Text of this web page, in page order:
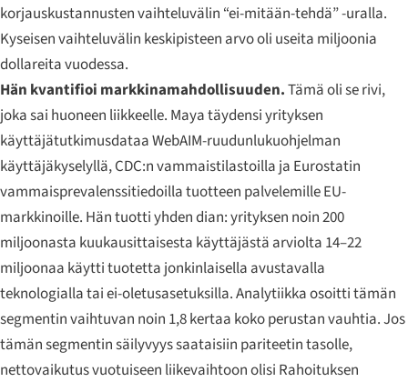
korjauskustannusten vaihteluvälin “ei-mitään-tehdä” -uralla.
Kyseisen vaihteluvälin keskipisteen arvo oli useita miljoonia
dollareita vuodessa.
Hän kvantifioi markkinamahdollisuuden.Tämä oli se rivi,
joka sai huoneen liikkeelle. Maya täydensi yrityksen
käyttäjätutkimusdataa WebAIM-ruudunlukuohjelman
käyttäjäkyselyllä, CDC:n vammaistilastoilla ja Eurostatin
vammaisprevalenssitiedoilla tuotteen palvelemille EU-
markkinoille. Hän tuotti yhden dian: yrityksen noin 200
miljoonasta kuukausittaisesta käyttäjästä arviolta 14–22
miljoonaa käytti tuotetta jonkinlaisella avustavalla
teknologialla tai ei-oletusasetuksilla. Analytiikka osoitti tämän
segmentin vaihtuvan noin 1,8 kertaa koko perustan vauhtia. Jos
tämän segmentin säilyvyys saataisiin pariteetin tasolle,
nettovaikutus vuotuiseen liikevaihtoon olisi Rahoituksen